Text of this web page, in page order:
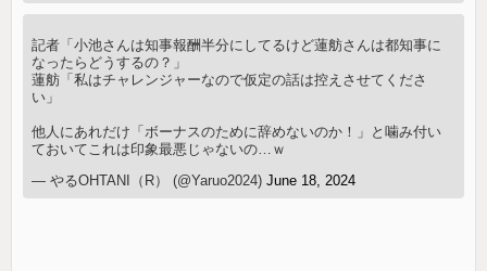
記者「小池さんは知事報酬半分にしてるけど蓮舫さんは都知事に
なったらどうするの？」
蓮舫「私はチャレンジャーなので仮定の話は控えさせてくださ
い」
他人にあれだけ「ボーナスのために辞めないのか！」と噛み付い
ておいてこれは印象最悪じゃないの…ｗ
— やるOHTANI（R） (@Yaruo2024)June 18, 2024